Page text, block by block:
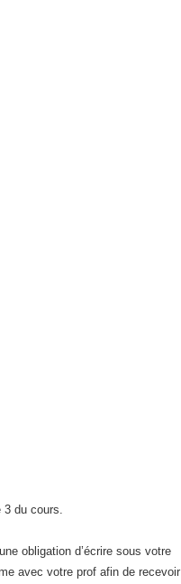
3 du cours.
obligation d’écrire sous votre
avec votre prof afin de recevoir